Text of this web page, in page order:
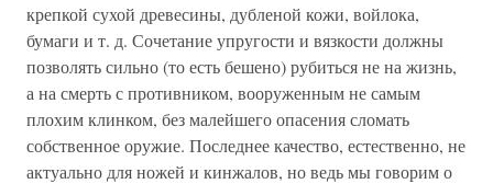
крепкой сухой древесины, дубленой кожи, войлока,
бумаги и т. д. Сочетание упругости и вязкости должны
позволять сильно (то есть бешено) рубиться не на жизнь,
а на смерть с противником, вооруженным не самым
плохим клинком, без малейшего опасения сломать
собственное оружие. Последнее качество, естественно, не
актуально для ножей и кинжалов, но ведь мы говорим о